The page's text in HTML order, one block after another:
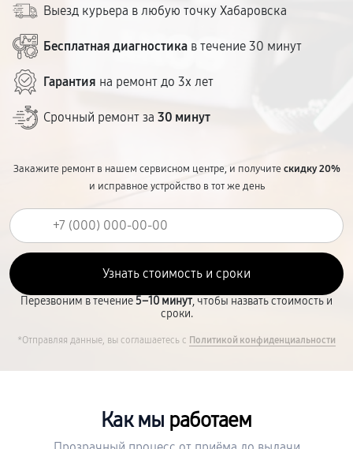
Выезд курьера в любую точку Хабаровска
Бесплатная диагностика в течение 30 минут
Гарантия на ремонт до 3х лет
Срочный ремонт за 30 минут
Закажите ремонт в нашем сервисном центре, и получитескидку 20%
и исправное устройство в тот же день
Перезвоним в течение 5–10 минут, чтобы назвать стоимость и
сроки.
*Отправляя данные, вы соглашаетесь с Политикой конфиденциальности
Как мы работаем